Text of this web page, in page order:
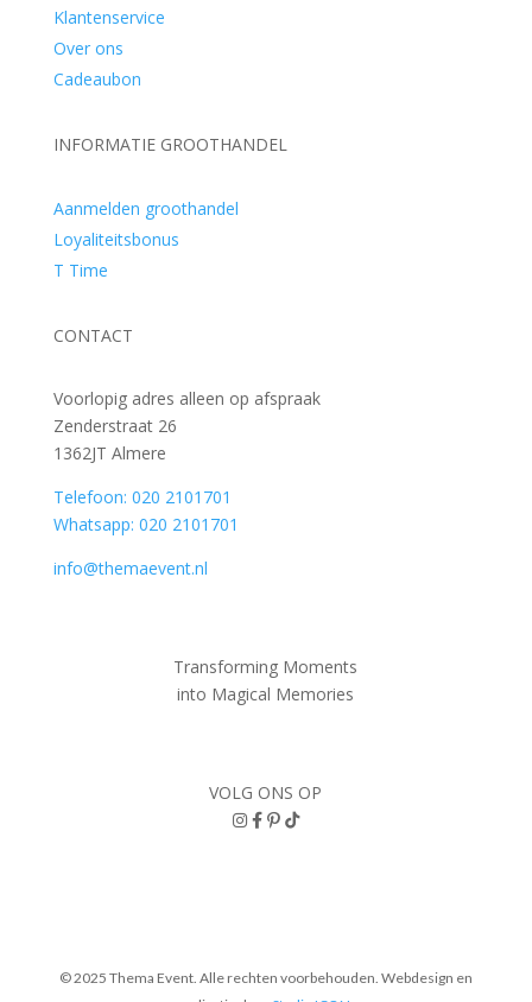
Klantenservice
Over ons
Cadeaubon
INFORMATIE GROOTHANDEL
Aanmelden groothandel
Loyaliteitsbonus
T Time
CONTACT
Voorlopig adres alleen op afspraak
Zenderstraat 26
1362JT Almere
Telefoon: 020 2101701
Whatsapp: 020 2101701
info@themaevent.nl
Transforming Moments
into Magical Memories
VOLG ONS OP
© 2025 Thema Event. Alle rechten voorbehouden. Webdesign en